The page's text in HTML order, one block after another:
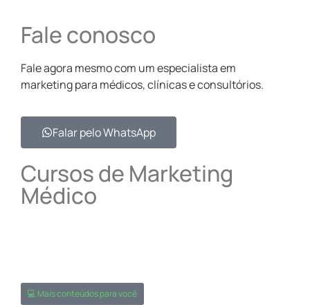
Fale conosco
Fale agora mesmo com um especialista em
marketing para médicos, clínicas e consultórios.
Falar pelo WhatsApp​
Cursos de Marketing
Médico
💻 Mais conteúdos para você